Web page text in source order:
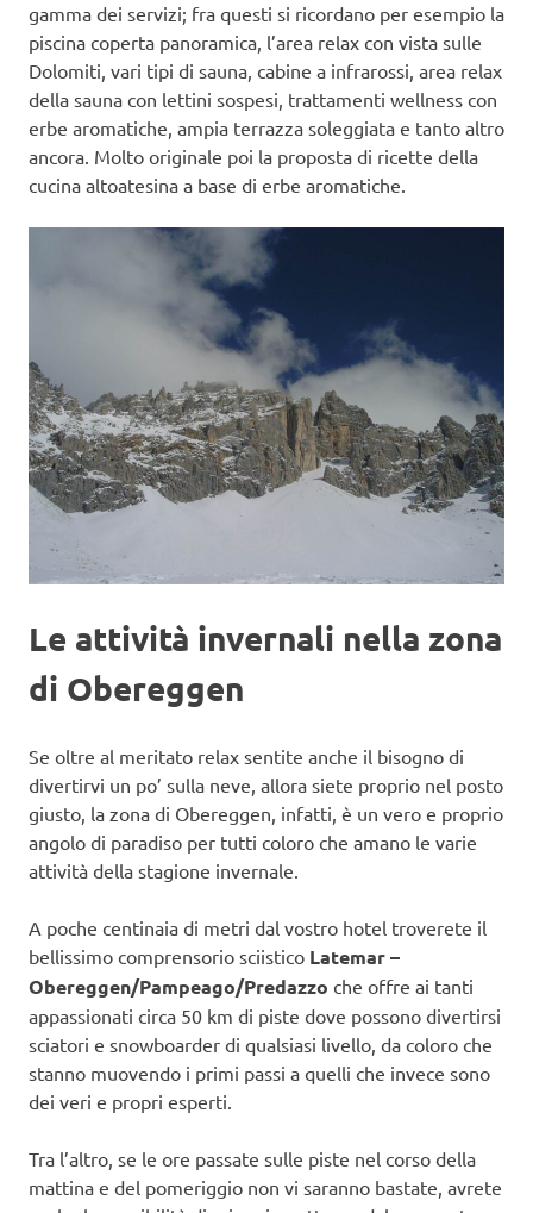
gamma dei servizi; fra questi si ricordano per esempio la
piscina coperta panoramica, l’area relax con vista sulle
Dolomiti, vari tipi di sauna, cabine a infrarossi, area relax
della sauna con lettini sospesi, trattamenti wellness con
erbe aromatiche, ampia terrazza soleggiata e tanto altro
ancora. Molto originale poi la proposta di ricette della
cucina altoatesina a base di erbe aromatiche.
Le attività invernali nella zona
di Obereggen
Se oltre al meritato relax sentite anche il bisogno di
divertirvi un po’ sulla neve, allora siete proprio nel posto
giusto, la zona di Obereggen, infatti, è un vero e proprio
angolo di paradiso per tutti coloro che amano le varie
attività della stagione invernale.
A poche centinaia di metri dal vostro hotel troverete il
bellissimo comprensorio sciistico Latemar –
Obereggen/​Pampeago/​Predazzo che offre ai tanti
appassionati circa 50 km di piste dove possono divertirsi
sciatori e snowboarder di qualsiasi livello, da coloro che
stanno muovendo i primi passi a quelli che invece sono
dei veri e propri esperti.
Tra l’altro, se le ore passate sulle piste nel corso della
mattina e del pomeriggio non vi saranno bastate, avrete